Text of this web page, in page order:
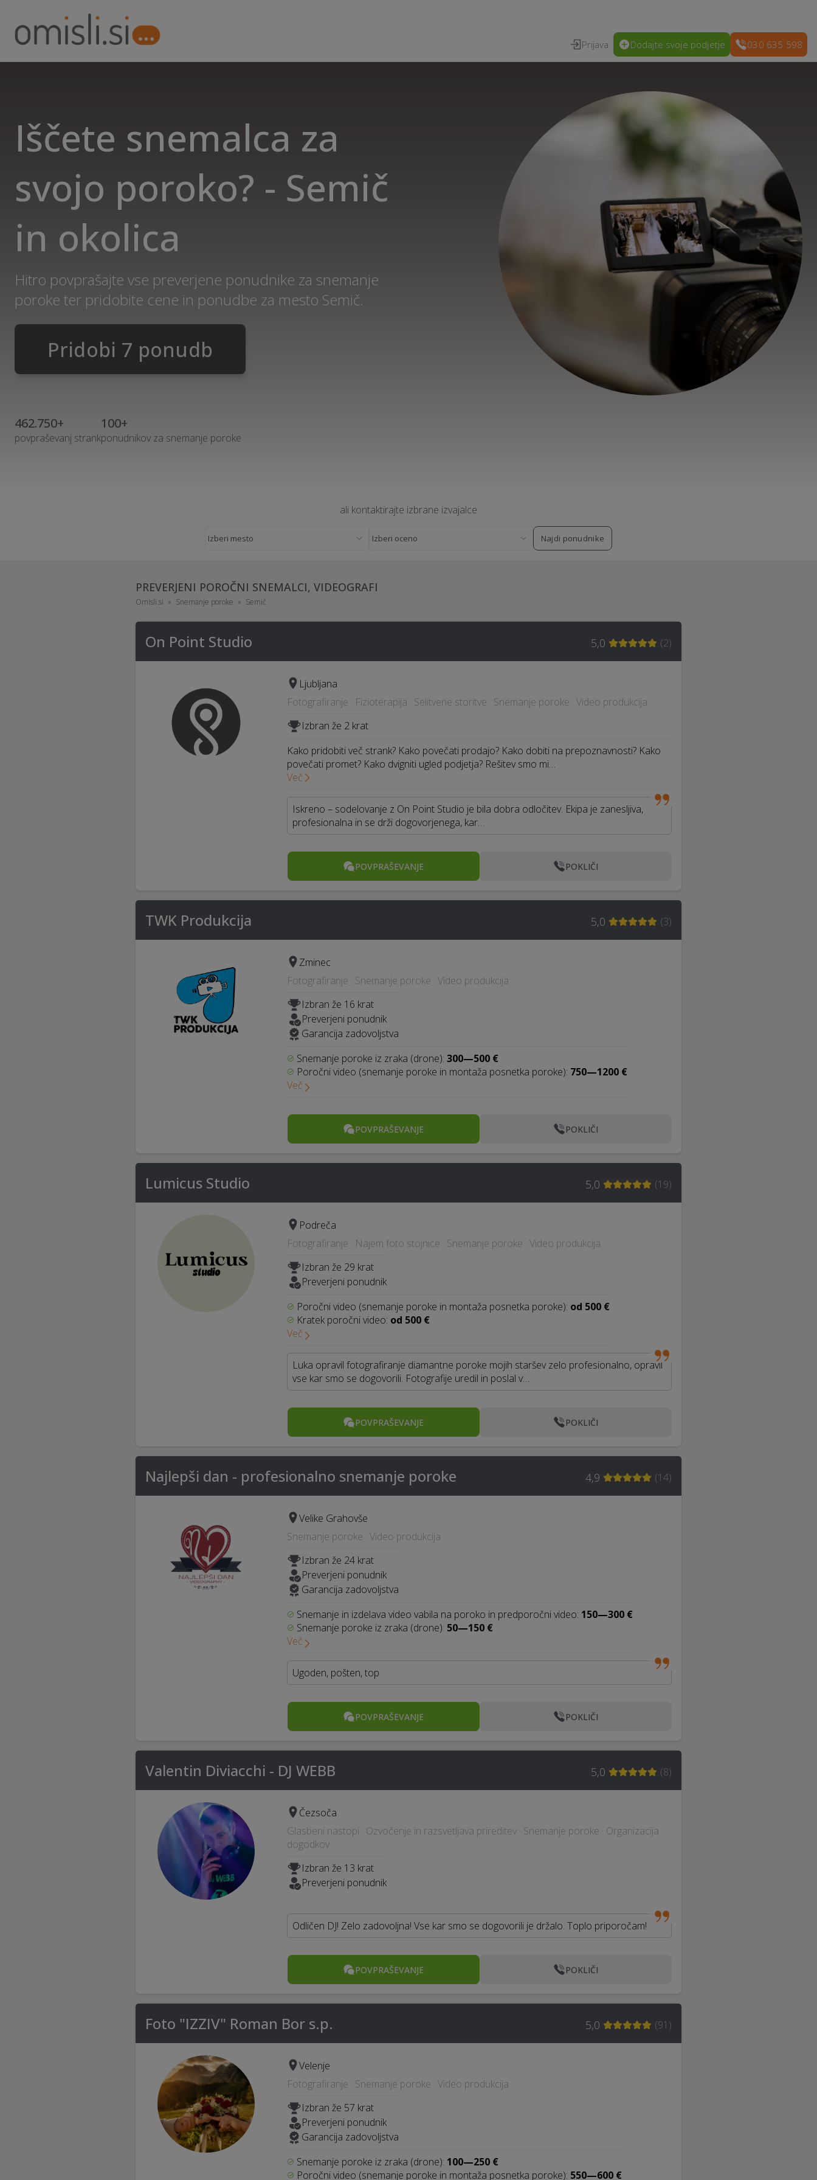
Prijava Dodajte svoje podjetje 030 635 598
Iščete snemalca za
svojo poroko? - Semič
in okolica
Hitro povprašajte vse preverjene ponudnike za snemanje
poroke ter pridobite cene in ponudbe za mesto Semič.
Pridobi 7 ponudb
462.750+
povpraševanj strank
100+
ponudnikov za snemanje poroke
ali kontaktirajte izbrane izvajalce
Najdi ponudnike
PREVERJENI POROČNI SNEMALCI, VIDEOGRAFI
Omisli.si Snemanje poroke Semič
On Point Studio 5,0 (2)
Ljubljana
Fotografiranje · Fizioterapija · Selitvene storitve · Snemanje poroke · Video produkcija
Izbran že 2 krat
Kako pridobiti več strank? Kako povečati prodajo? Kako dobiti na prepoznavnosti? Kako
povečati promet? Kako dvigniti ugled podjetja? Rešitev smo mi…
Več
Iskreno – sodelovanje z On Point Studio je bila dobra odločitev. Ekipa je zanesljiva,
profesionalna in se drži dogovorjenega, kar…
POVPRAŠEVANJE POKLIČI
TWK Produkcija 5,0 (3)
Zminec
Fotografiranje · Snemanje poroke · Video produkcija
Izbran že 16 krat
Preverjeni ponudnik
Garancija zadovoljstva
Snemanje poroke iz zraka (drone): 300—500 €
Poročni video (snemanje poroke in montaža posnetka poroke): 750—1200 €
Več
POVPRAŠEVANJE POKLIČI
Lumicus Studio 5,0 (19)
Podreča
Fotografiranje · Najem foto stojnice · Snemanje poroke · Video produkcija
Izbran že 29 krat
Preverjeni ponudnik
Poročni video (snemanje poroke in montaža posnetka poroke): od 500 €
Kratek poročni video: od 500 €
Več
Luka opravil fotografiranje diamantne poroke mojih staršev zelo profesionalno, opravil
vse kar smo se dogovorili. Fotografije uredil in poslal v…
POVPRAŠEVANJE POKLIČI
Najlepši dan - profesionalno snemanje poroke 4,9 (14)
Velike Grahovše
Snemanje poroke · Video produkcija
Izbran že 24 krat
Preverjeni ponudnik
Garancija zadovoljstva
Snemanje in izdelava video vabila na poroko in predporočni video: 150—300 €
Snemanje poroke iz zraka (drone): 50—150 €
Več
Ugoden, pošten, top
POVPRAŠEVANJE POKLIČI
Valentin Diviacchi - DJ WEBB 5,0 (8)
Čezsoča
Glasbeni nastopi · Ozvočenje in razsvetljava prireditev · Snemanje poroke · Organizacija
dogodkov
Izbran že 13 krat
Preverjeni ponudnik
Odličen DJ! Zelo zadovoljna! Vse kar smo se dogovorili je držalo. Toplo priporočam!
POVPRAŠEVANJE POKLIČI
Foto "IZZIV" Roman Bor s.p. 5,0 (91 )
Velenje
Fotografiranje · Snemanje poroke · Video produkcija
Izbran že 57 krat
Preverjeni ponudnik
Garancija zadovoljstva
Snemanje poroke iz zraka (drone): 100—250 €
Poročni video (snemanje poroke in montaža posnetka poroke): 550—600 €